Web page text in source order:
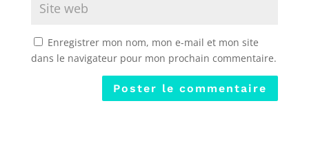
Enregistrer mon nom, mon e-mail et mon site
dans le navigateur pour mon prochain commentaire.